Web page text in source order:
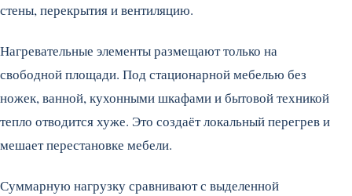
стены, перекрытия и вентиляцию.
Нагревательные элементы размещают только на
свободной площади. Под стационарной мебелью без
ножек, ванной, кухонными шкафами и бытовой техникой
тепло отводится хуже. Это создаёт локальный перегрев и
мешает перестановке мебели.
Суммарную нагрузку сравнивают с выделенной